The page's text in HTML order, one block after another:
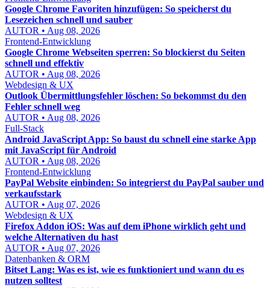
Google Chrome Favoriten hinzufügen: So speicherst du
Lesezeichen schnell und sauber
AUTOR • Aug 08, 2026
Frontend-Entwicklung
Google Chrome Webseiten sperren: So blockierst du Seiten
schnell und effektiv
AUTOR • Aug 08, 2026
Webdesign & UX
Outlook Übermittlungsfehler löschen: So bekommst du den
Fehler schnell weg
AUTOR • Aug 08, 2026
Full-Stack
Android JavaScript App: So baust du schnell eine starke App
mit JavaScript für Android
AUTOR • Aug 08, 2026
Frontend-Entwicklung
PayPal Website einbinden: So integrierst du PayPal sauber und
verkaufsstark
AUTOR • Aug 07, 2026
Webdesign & UX
Firefox Addon iOS: Was auf dem iPhone wirklich geht und
welche Alternativen du hast
AUTOR • Aug 07, 2026
Datenbanken & ORM
Bitset Lang: Was es ist, wie es funktioniert und wann du es
nutzen solltest